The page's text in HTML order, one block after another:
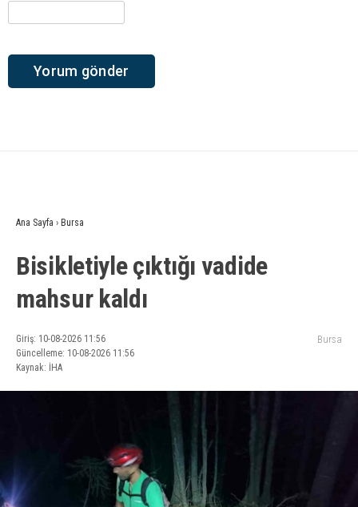
Ana Sayfa › Bursa
Bisikletiyle çıktığı vadide
mahsur kaldı
Giriş: 10-08-2026 11:56
Güncelleme: 10-08-2026 11:56
Kaynak: İHA
Bursa